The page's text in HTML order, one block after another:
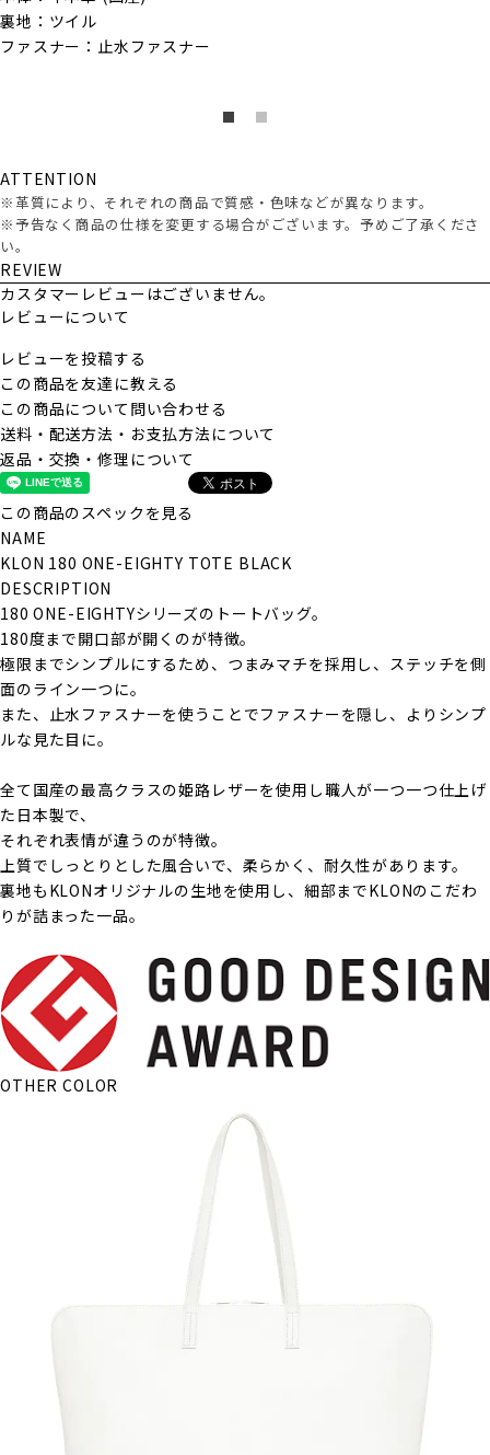
裏地：ツイル
ファスナー：止水ファスナー
ATTENTION
※革質により、それぞれの商品で質感・色味などが異なります。
※予告なく商品の仕様を変更する場合がございます。予めご了承くださ
い。
REVIEW
カスタマーレビューはございません。
レビューについて
レビューを投稿する
この商品を友達に教える
この商品について問い合わせる
送料・配送方法・お支払方法について
返品・交換・修理について
この商品のスペックを見る
NAME
KLON 180 ONE-EIGHTY TOTE BLACK
DESCRIPTION
180 ONE-EIGHTYシリーズのトートバッグ。
180度まで開口部が開くのが特徴。
極限までシンプルにするため、つまみマチを採用し、ステッチを側
面のライン一つに。
また、止水ファスナーを使うことでファスナーを隠し、よりシンプ
ルな見た目に。
全て国産の最高クラスの姫路レザーを使用し職人が一つ一つ仕上げ
た日本製で、
それぞれ表情が違うのが特徴。
上質でしっとりとした風合いで、柔らかく、耐久性があります。
裏地もKLONオリジナルの生地を使用し、細部までKLONのこだわ
りが詰まった一品。
OTHER COLOR